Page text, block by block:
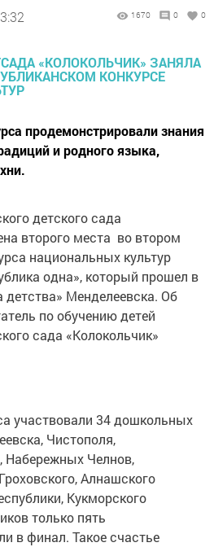
1670 0 0
продемонстрировали знания
и родного языка,
детского сада
второго места во втором
национальных культур
одна», который прошел в
детства» Менделеевска. Об
по обучению детей
сада «Колокольчик»
участвовали 34 дошкольных
Чистополя,
Набережных Челнов,
Алнашского
Кукморского
только пять
в финал. Такое счастье